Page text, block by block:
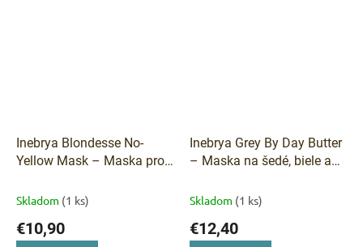
Inebrya Blondesse No-
Yellow Mask – Maska proti
Skladom (1 ks)
€10,90
Inebrya Grey By Day Butter
– Maska na šedé, biele a
Skladom (1 ks)
€12,40